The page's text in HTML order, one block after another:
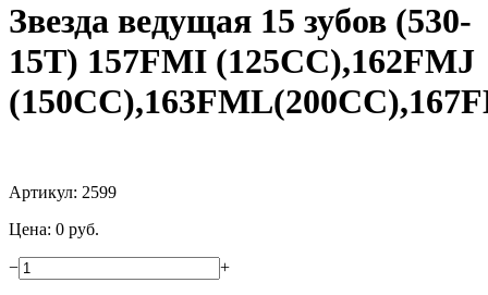
Звездa ведущaя 15 зубов (530-
15T) 157FMI (125CC),162FMJ
Артикул: 2599
Цена: 0 руб.
− +